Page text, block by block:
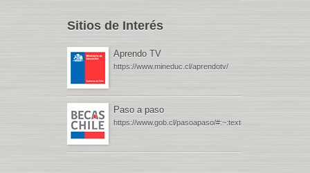
Sitios de Interés
Aprendo TV
https://www.mineduc.cl/aprendotv/
Paso a paso
https://www.gob.cl/pasoapaso/